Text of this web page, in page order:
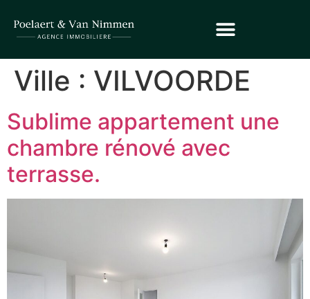
Ville : VILVOORDE
Sublime appartement une
chambre rénové avec
terrasse.